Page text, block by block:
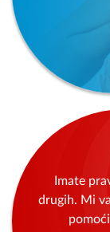
Imate
drugih. Mi